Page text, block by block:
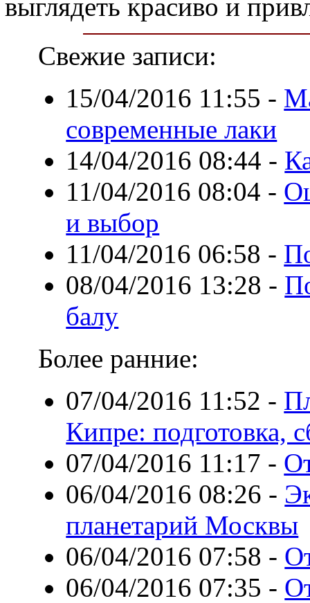
выглядеть красиво и
Свежие записи:
15/04/2016 11:55 -
современные лаки
14/04/2016 08:44 -
11/04/2016 08:04 -
и выбор
11/04/2016 06:58 -
08/04/2016 13:28 -
балу
Более ранние:
07/04/2016 11:52 -
Кипре: подготовка,
07/04/2016 11:17 -
06/04/2016 08:26 -
планетарий Москвы
06/04/2016 07:58 -
06/04/2016 07:35 -